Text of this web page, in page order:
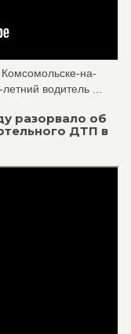
на-
водитель ...
разорвало об
ДТП в